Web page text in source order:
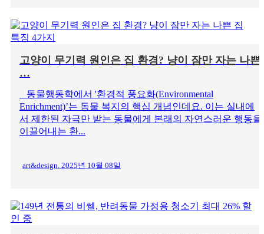
고양이 무기력 원인은 집 환경? 냥이 잠만 자는 나쁜
…
동물행동학에서 '환경적 풍요화(Environmental
Enrichment)’는 동물 복지의 핵심 개념인데요. 이는 실내에
서 제한된 자극만 받는 동물에게 본래의 자연스러운 행동을
이끌어내는 환...
art&design. 2025년 10월 08일